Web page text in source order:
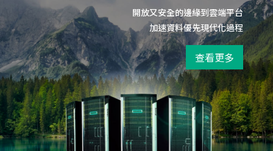
開放又安全的邊緣到雲端平台
加速資料優先現代化過程
查看更多